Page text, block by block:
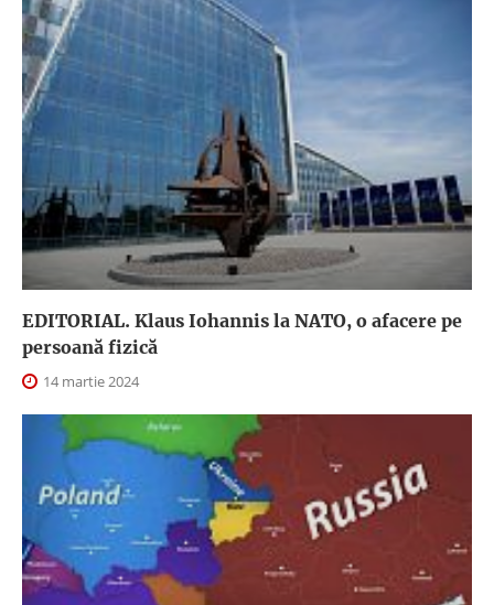
EDITORIAL. Klaus Iohannis la NATO, o afacere pe
persoană fizică
14 martie 2024